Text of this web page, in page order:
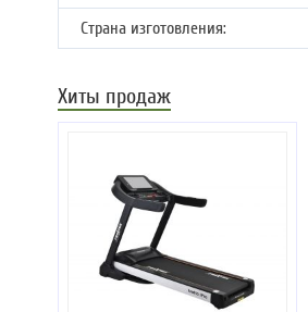
Страна изготовления:
Хиты продаж